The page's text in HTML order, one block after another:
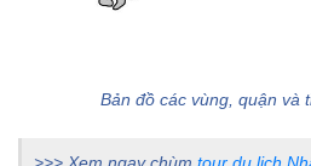
Bản đồ các vùng, quận và
>>> Xem ngay chùm tour du lịch